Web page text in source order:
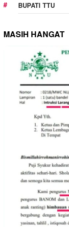
BUPATI TTU
MASIH HANGAT